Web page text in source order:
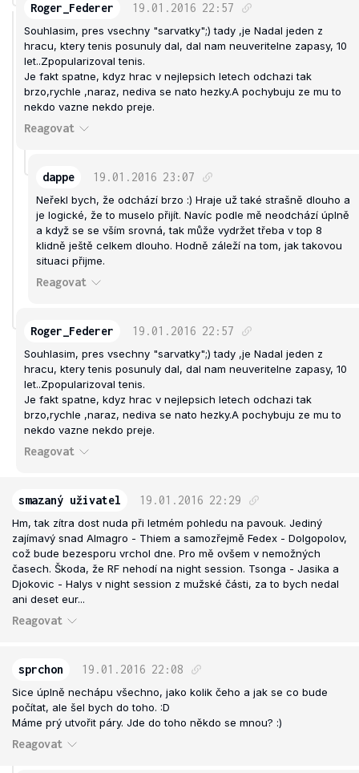
Roger_Federer 19.01.2016 22:57
Souhlasim, pres vsechny "sarvatky";) tady ,je Nadal jeden z
hracu, ktery tenis posunuly dal, dal nam neuveritelne zapasy, 10
let..Zpopularizoval tenis.
Je fakt spatne, kdyz hrac v nejlepsich letech odchazi tak
brzo,rychle ,naraz, nediva se nato hezky.A pochybuju ze mu to
nekdo vazne nekdo preje.
Reagovat
dappe 19.01.2016 23:07
Neřekl bych, že odchází brzo :) Hraje už také strašně dlouho a
je logické, že to muselo přijít. Navíc podle mě neodchází úplně
a když se se vším srovná, tak může vydržet třeba v top 8
klidně ještě celkem dlouho. Hodně záleží na tom, jak takovou
situaci přijme.
Reagovat
Roger_Federer 19.01.2016 22:57
Souhlasim, pres vsechny "sarvatky";) tady ,je Nadal jeden z
hracu, ktery tenis posunuly dal, dal nam neuveritelne zapasy, 10
let..Zpopularizoval tenis.
Je fakt spatne, kdyz hrac v nejlepsich letech odchazi tak
brzo,rychle ,naraz, nediva se nato hezky.A pochybuju ze mu to
nekdo vazne nekdo preje.
Reagovat
smazaný uživatel 19.01.2016 22:29
Hm, tak zítra dost nuda při letmém pohledu na pavouk. Jediný
zajímavý snad Almagro - Thiem a samozřejmě Fedex - Dolgopolov,
což bude bezesporu vrchol dne. Pro mě ovšem v nemožných
časech. Škoda, že RF nehodí na night session. Tsonga - Jasika a
Djokovic - Halys v night session z mužské části, za to bych nedal
ani deset eur...
Reagovat
sprchon 19.01.2016 22:08
Sice úplně nechápu všechno, jako kolik čeho a jak se co bude
počítat, ale šel bych do toho. :D
Máme prý utvořit páry. Jde do toho někdo se mnou? :)
Reagovat